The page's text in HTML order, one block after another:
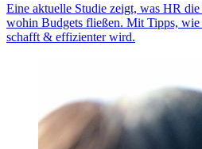
Eine aktuelle Studie zeigt, was HR
wohin Budgets fließen. Mit Tipps,
schafft & effizienter wird.